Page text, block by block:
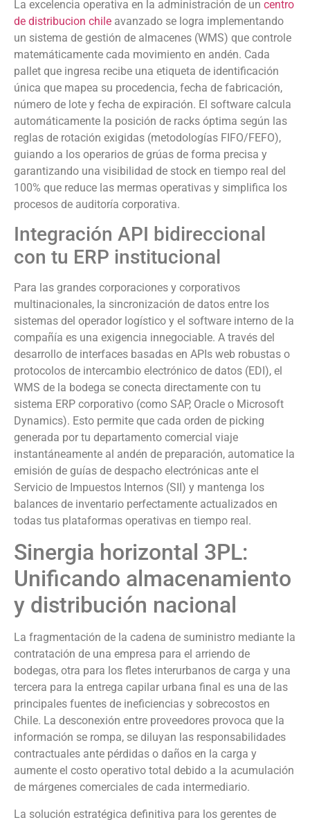
La excelencia operativa en la administración de un centro
de distribucion chile avanzado se logra implementando
un sistema de gestión de almacenes (WMS) que controle
matemáticamente cada movimiento en andén. Cada
pallet que ingresa recibe una etiqueta de identificación
única que mapea su procedencia, fecha de fabricación,
número de lote y fecha de expiración. El software calcula
automáticamente la posición de racks óptima según las
reglas de rotación exigidas (metodologías FIFO/FEFO),
guiando a los operarios de grúas de forma precisa y
garantizando una visibilidad de stock en tiempo real del
100% que reduce las mermas operativas y simplifica los
procesos de auditoría corporativa.
Integración API bidireccional
con tu ERP institucional
Para las grandes corporaciones y corporativos
multinacionales, la sincronización de datos entre los
sistemas del operador logístico y el software interno de la
compañía es una exigencia innegociable. A través del
desarrollo de interfaces basadas en APIs web robustas o
protocolos de intercambio electrónico de datos (EDI), el
WMS de la bodega se conecta directamente con tu
sistema ERP corporativo (como SAP, Oracle o Microsoft
Dynamics). Esto permite que cada orden de picking
generada por tu departamento comercial viaje
instantáneamente al andén de preparación, automatice la
emisión de guías de despacho electrónicas ante el
Servicio de Impuestos Internos (SII) y mantenga los
balances de inventario perfectamente actualizados en
todas tus plataformas operativas en tiempo real.
Sinergia horizontal 3PL:
Unificando almacenamiento
y distribución nacional
La fragmentación de la cadena de suministro mediante la
contratación de una empresa para el arriendo de
bodegas, otra para los fletes interurbanos de carga y una
tercera para la entrega capilar urbana final es una de las
principales fuentes de ineficiencias y sobrecostos en
Chile. La desconexión entre proveedores provoca que la
información se rompa, se diluyan las responsabilidades
contractuales ante pérdidas o daños en la carga y
aumente el costo operativo total debido a la acumulación
de márgenes comerciales de cada intermediario.
La solución estratégica definitiva para los gerentes de